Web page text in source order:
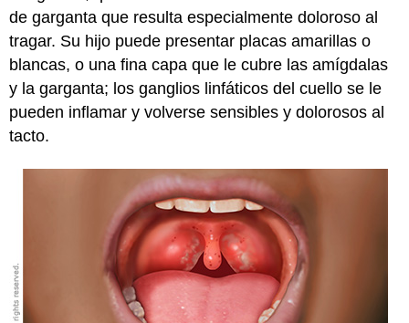
de garganta que resulta especialmente doloroso al
tragar. Su hijo puede presentar placas amarillas o
blancas, o una fina capa que le cubre las amígdalas
y la garganta; los ganglios linfáticos del cuello se le
pueden inflamar y volverse sensibles y dolorosos al
tacto.